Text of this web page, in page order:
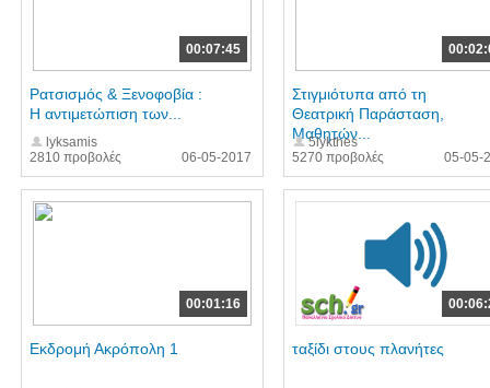
00:07:45
2810 προβολές
Ρατσισμός & Ξενοφοβία :
Η αντιμετώπιση των...
lyksamis
06-05-2017
5270 προβολές
Στιγμιότυπα από τη
Θεατρική Παράσταση,
Μαθητών...
5lykthes
05-05-
00:01:16
Εκδρομή Ακρόπολη 1 ταξίδι στους πλανήτες